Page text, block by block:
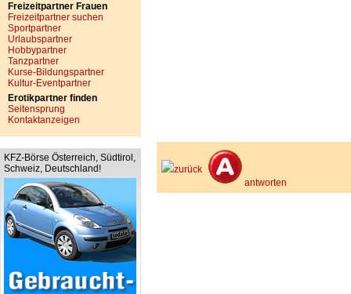
Freizeitpartner Frauen
Freizeitpartner suchen
Sportpartner
Urlaubspartner
Hobbypartner
Tanzpartner
Kurse-Bildungspartner
Kultur-Eventpartner
Erotikpartner finden
Seitensprung
Kontaktanzeigen
KFZ-Börse Österreich, Südtirol,
Schweiz, Deutschland!
zurück
antworten